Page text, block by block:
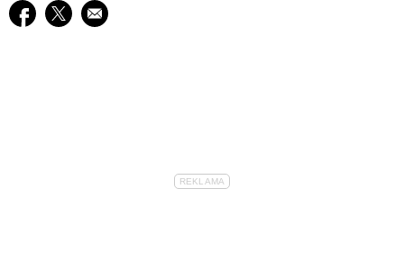
Udostępnij na facebook
Udostępnij na twitter
E-mail do przyjaciela